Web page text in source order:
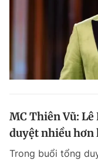
Sản phẩm khác
Tiện ích
Thông tin tòa
MC Thiên Vũ:
duyệt nhiều hơn
Trong buổi tổng